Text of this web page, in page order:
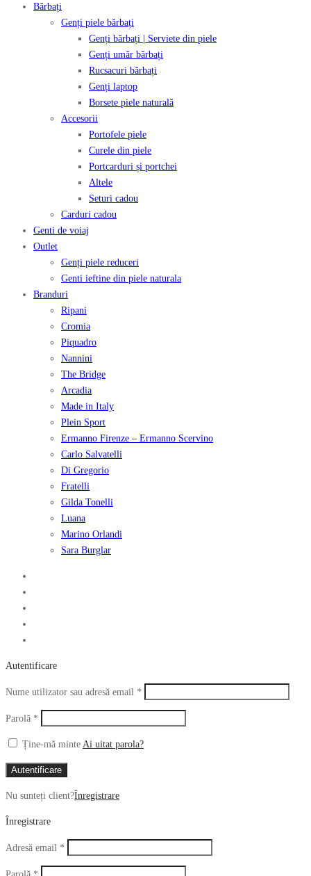
Bărbați
Genți piele bărbați
Genți bărbați | Serviete din piele
Genți umăr bărbați
Rucsacuri bărbați
Genți laptop
Borsete piele naturală
Accesorii
Portofele piele
Curele din piele
Portcarduri și portchei
Altele
Seturi cadou
Carduri cadou
Genti de voiaj
Outlet
Genți piele reduceri
Genti ieftine din piele naturala
Branduri
Ripani
Cromia
Piquadro
Nannini
The Bridge
Arcadia
Made in Italy
Plein Sport
Ermanno Firenze – Ermanno Scervino
Carlo Salvatelli
Di Gregorio
Fratelli
Gilda Tonelli
Luana
Marino Orlandi
Sara Burglar
Autentificare
Nume utilizator sau adresă email *
Parolă *
Ține-mă minte Ai uitat parola?
Autentificare
Nu sunteți client?Înregistrare
Înregistrare
Adresă email *